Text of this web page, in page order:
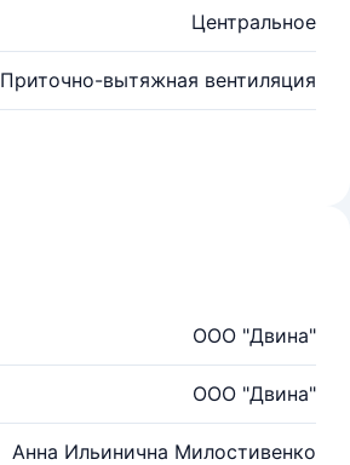
Центральное
Приточно-вытяжная вентиляция
ООО "Двина"
ООО "Двина"
Анна Ильинична Милостивенко